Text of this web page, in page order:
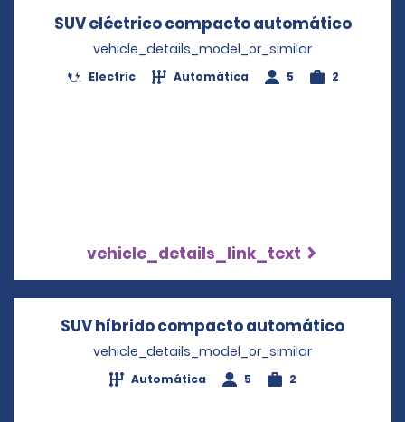
SUV eléctrico compacto automático
vehicle_details_model_or_similar
Electric Automática 5 2
vehicle_details_link_text
SUV híbrido compacto automático
vehicle_details_model_or_similar
Automática 5 2